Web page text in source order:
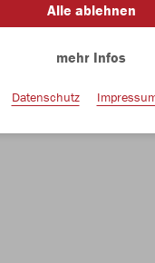
Alle ablehnen
mehr Infos
Datenschutz